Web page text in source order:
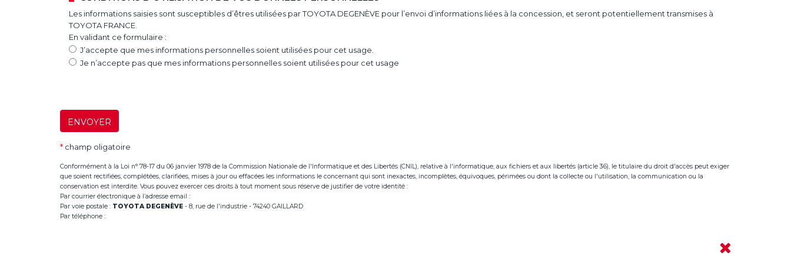
Les informations saisies sont susceptibles d’êtres utilisées par TOYOTA DEGENÈVE pour l’envoi d’informations liées à la concession, et seront potentiellement transmises à
TOYOTA FRANCE.
En validant ce formulaire :
J’accepte que mes informations personnelles soient utilisées pour cet usage.
Je n’accepte pas que mes informations personnelles soient utilisées pour cet usage
ENVOYER
* champ oligatoire
Conformément à la Loi n° 78-17 du 06 janvier 1978 de la Commission Nationale de l'Informatique et des Libertés (CNIL), relative à l'informatique, aux fichiers et aux libertés (article 36), le titulaire du droit d'accès peut exiger
que soient rectifiées, complétées, clarifiées, mises à jour ou effacées les informations le concernant qui sont inexactes, incomplètes, équivoques, périmées ou dont la collecte ou l'utilisation, la communication ou la
conservation est interdite. Vous pouvez exercer ces droits à tout moment sous réserve de justifier de votre identité :
Par courrier électronique à l’adresse email :
Par voie postale : TOYOTA DEGENÈVE - 8, rue de l'industrie - 74240 GAILLARD
Par téléphone :